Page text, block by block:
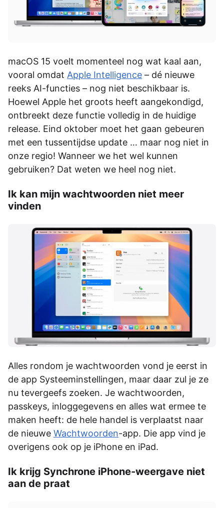
macOS 15 voelt momenteel nog wat kaal aan,
vooral omdat Apple Intelligence – dé nieuwe
reeks AI-functies – nog niet beschikbaar is.
Hoewel Apple het groots heeft aangekondigd,
ontbreekt deze functie volledig in de huidige
release. Eind oktober moet het gaan gebeuren
met een tussentijdse update … maar nog niet in
onze regio! Wanneer we het wel kunnen
gebruiken? Dat weten we heel nog niet.
Ik kan mijn wachtwoorden niet meer
vinden
Alles rondom je wachtwoorden vond je eerst in
de app Systeeminstellingen, maar daar zul je ze
nu tevergeefs zoeken. Je wachtwoorden,
passkeys, inloggegevens en alles wat ermee te
maken heeft: de hele handel is verplaatst naar
de nieuwe Wachtwoorden-app. Die app vind je
overigens ook op je iPhone en iPad.
Ik krijg Synchrone iPhone-weergave niet
aan de praat